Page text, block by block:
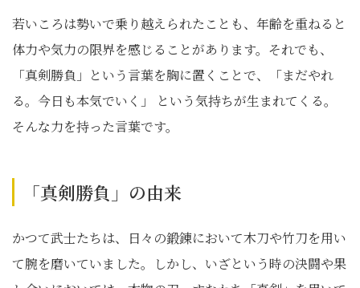
若いころは勢いで乗り越えられたことも、年齢を重ねると
体力や気力の限界を感じることがあります。それでも、
「真剣勝負」という言葉を胸に置くことで、「まだやれ
る。今日も本気でいく」 という気持ちが生まれてくる。
そんな力を持った言葉です。
「真剣勝負」の由来
かつて武士たちは、日々の鍛錬において木刀や竹刀を用い
て腕を磨いていました。しかし、いざという時の決闘や果